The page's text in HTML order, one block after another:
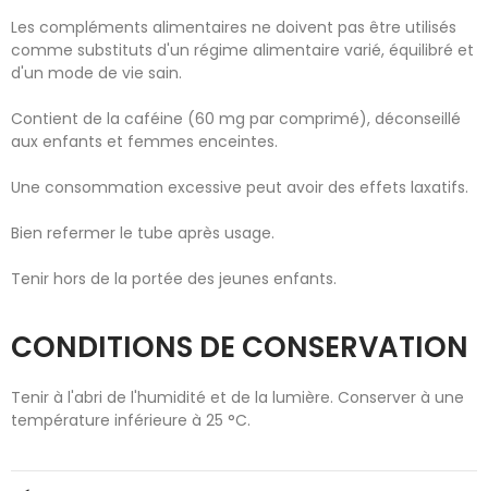
Les compléments alimentaires ne doivent pas être utilisés
comme substituts d'un régime alimentaire varié, équilibré et
d'un mode de vie sain.
Contient de la caféine (60 mg par comprimé), déconseillé
aux enfants et femmes enceintes.
Une consommation excessive peut avoir des effets laxatifs.
Bien refermer le tube après usage.
Tenir hors de la portée des jeunes enfants.
CONDITIONS DE CONSERVATION
Tenir à l'abri de l'humidité et de la lumière. Conserver à une
température inférieure à 25 °C.